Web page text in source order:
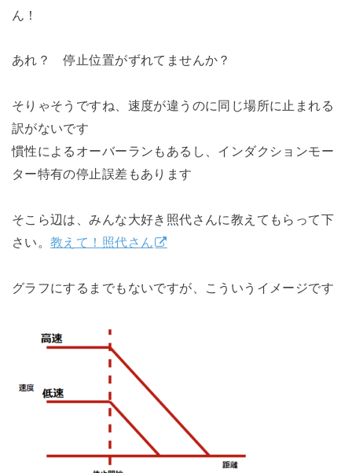
ん！
あれ？ 停止位置がずれてませんか？
そりゃそうですね、速度が違うのに同じ場所に止まれる
訳がないです
慣性によるオーバーランもあるし、インダクションモー
ター特有の停止誤差もあります
そこら辺は、みんな大好き照代さんに教えてもらって下
さい。教えて！照代さん
グラフにするまでもないですが、こういうイメージです